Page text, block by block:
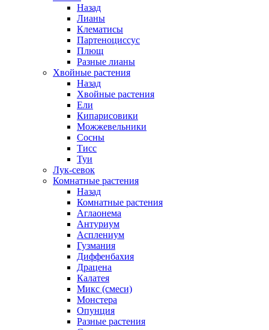
Назад
Лианы
Клематисы
Партеноциссус
Плющ
Разные лианы
Хвойные растения
Назад
Хвойные растения
Ели
Кипарисовики
Можжевельники
Сосны
Тисс
Туи
Лук-севок
Комнатные растения
Назад
Комнатные растения
Аглаонема
Антуриум
Асплениум
Гузмания
Диффенбахия
Драцена
Калатея
Микс (смеси)
Монстера
Опунция
Разные растения